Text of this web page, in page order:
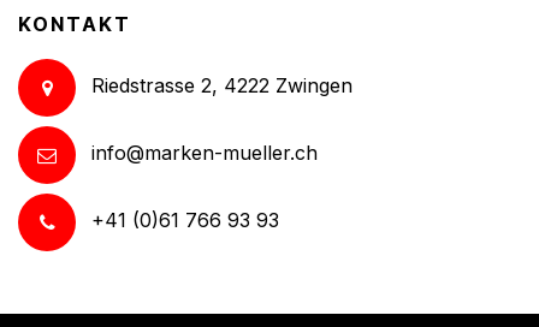
KONTAKT
Riedstrasse 2, 4222 Zwingen
info@marken-mueller.ch
+41 (0)61 766 93 93